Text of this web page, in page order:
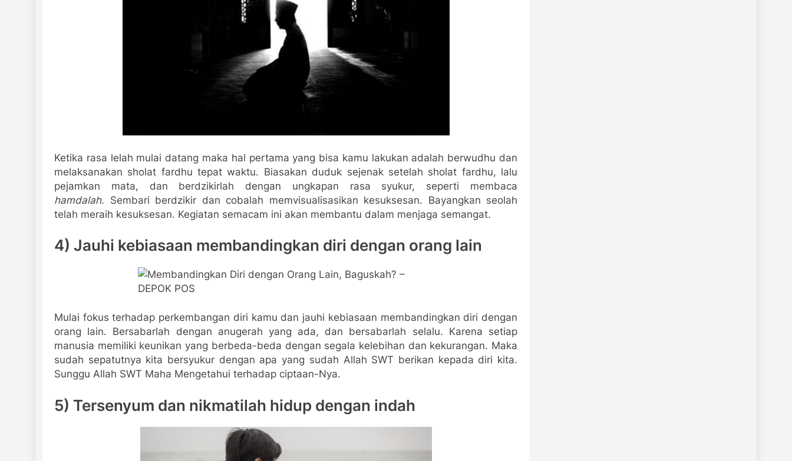
Ketika rasa lelah mulai datang maka hal pertama yang bisa kamu lakukan adalah berwudhu dan
melaksanakan sholat fardhu tepat waktu. Biasakan duduk sejenak setelah sholat fardhu, lalu
pejamkan mata, dan berdzikirlah dengan ungkapan rasa syukur, seperti membaca
hamdalah. Sembari berdzikir dan cobalah memvisualisasikan kesuksesan. Bayangkan seolah
telah meraih kesuksesan. Kegiatan semacam ini akan membantu dalam menjaga semangat.
4) Jauhi kebiasaan membandingkan diri dengan orang lain
Mulai fokus terhadap perkembangan diri kamu dan jauhi kebiasaan membandingkan diri dengan
orang lain. Bersabarlah dengan anugerah yang ada, dan bersabarlah selalu. Karena setiap
manusia memiliki keunikan yang berbeda-beda dengan segala kelebihan dan kekurangan. Maka
sudah sepatutnya kita bersyukur dengan apa yang sudah Allah SWT berikan kepada diri kita.
Sunggu Allah SWT Maha Mengetahui terhadap ciptaan-Nya.
5) Tersenyum dan nikmatilah hidup dengan indah